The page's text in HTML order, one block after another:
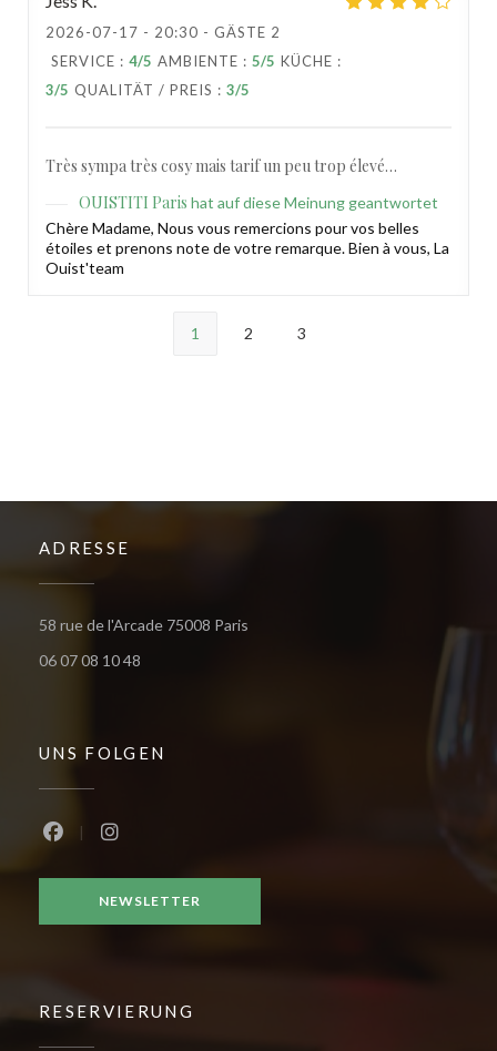
2026-07-17 - 20:30 - GÄSTE 2
SERVICE : 4/5 AMBIENTE : 5/5 KÜCHE :
3/5 QUALITÄT / PREIS : 3/5
Très sympa très cosy mais tarif un peu trop élevé…
OUISTITI Paris hat auf diese Meinung geantwortet
Chère Madame, Nous vous remercions pour vos belles
étoiles et prenons note de votre remarque. Bien à vous, La
Ouist'team
1 2 3
ADRESSE
58 rue de l'Arcade 75008 Paris
06 07 08 10 48
UNS FOLGEN
NEWSLETTER
RESERVIERUNG